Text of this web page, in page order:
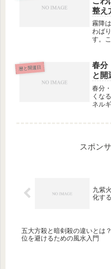
整え
霧降
わば
す。
開運
す。
暦と開運日
春分
と開
春分
くな
ネル
スポン
九紫
化す
五大方殺と暗剣殺の違いとは
位を避けるための風水入門